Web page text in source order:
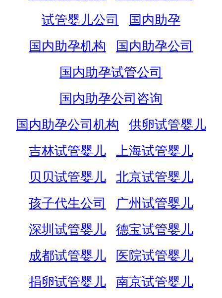
试管婴儿公司
国内助孕
国内助孕机构
国内助孕公司
国内助孕试管公司
国内助孕公司咨询
国内助孕公司机构
供卵试管婴儿
吉林试管婴儿
上海试管婴儿
贝贝试管婴儿
北京试管婴儿
孩子代生公司
广州试管婴儿
深圳试管婴儿
德宝试管婴儿
成都试管婴儿
医院试管婴儿
捐卵试管婴儿
南京试管婴儿